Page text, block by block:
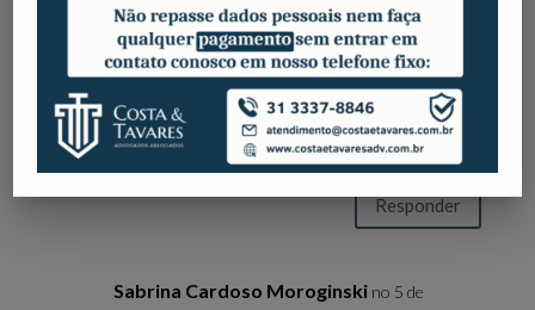
e em bom estado. A imobiliária vai
descontar a tinta e a mão de obra do
nosso caução, e recusaram aceitar as
chaves do imóvel, e que solicitamos o
desligamento da água e da luz.
Responder
Sabrina Cardoso Moroginski no 5 de